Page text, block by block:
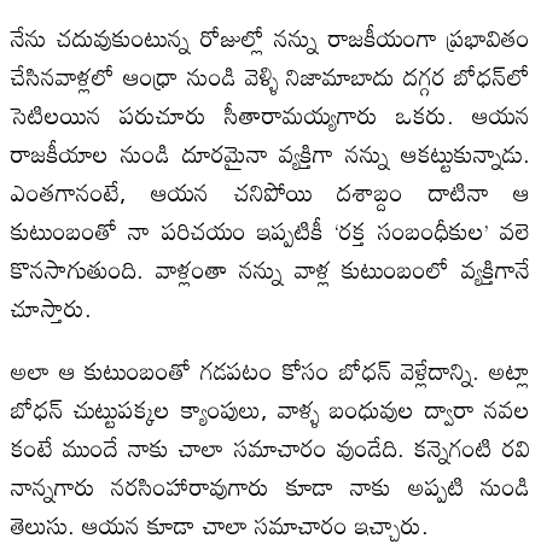
నేను చదువుకుంటున్న రోజుల్లో నన్ను రాజకీయంగా ప్రభావితం
చేసినవాళ్లలో ఆంధ్రా నుండి వెళ్ళి నిజామాబాదు దగ్గర బోధన్‌లో
సెటిలయిన పరుచూరు సీతారామయ్యగారు ఒకరు. ఆయన
రాజకీయాల నుండి దూరమైనా వ్యక్తిగా నన్ను ఆకట్టుకున్నాడు.
ఎంతగానంటే, ఆయన చనిపోయి దశాబ్దం దాటినా ఆ
కుటుంబంతో నా పరిచయం ఇప్పటికీ ‘రక్త సంబంధీకుల’ వలె
కొనసాగుతుంది. వాళ్లంతా నన్ను వాళ్ల కుటుంబంలో వ్యక్తిగానే
చూస్తారు.
అలా ఆ కుటుంబంతో గడపటం కోసం బోధన్‌ వెళ్లేదాన్ని. అట్లా
బోధన్‌ చుట్టుపక్కల క్యాంపులు, వాళ్ళ బంధువుల ద్వారా నవల
కంటే ముందే నాకు చాలా సమాచారం వుండేది. కన్నెగంటి రవి
నాన్నగారు నరసింహారావుగారు కూడా నాకు అప్పటి నుండి
తెలుసు. ఆయన కూడా చాలా సమాచారం ఇచ్చారు.